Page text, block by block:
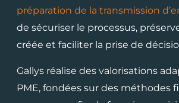
préparation de la transmission
de sécuriser le processus,
créée et faciliter la prise de
Gallys réalise des valorisations
PME, fondées sur des méthodes